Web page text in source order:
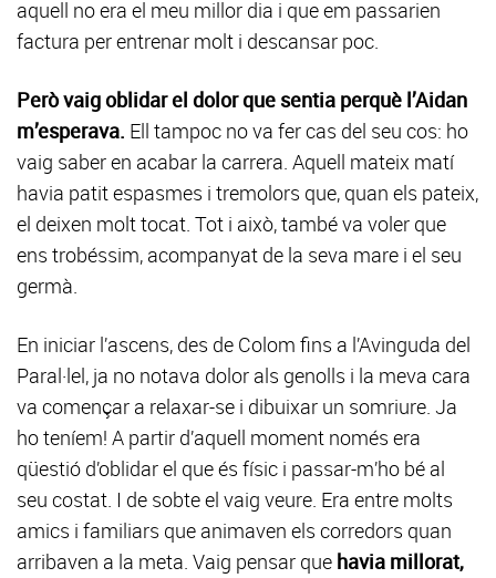
aquell no era el meu millor dia i que em passarien
factura per entrenar molt i descansar poc.
Però vaig oblidar el dolor que sentia perquè l’Aidan
m’esperava. Ell tampoc no va fer cas del seu cos: ho
vaig saber en acabar la carrera. Aquell mateix matí
havia patit espasmes i tremolors que, quan els pateix,
el deixen molt tocat. Tot i això, també va voler que
ens trobéssim, acompanyat de la seva mare i el seu
germà.
En iniciar l’ascens, des de Colom fins a l’Avinguda del
Paral·lel, ja no notava dolor als genolls i la meva cara
va començar a relaxar-se i dibuixar un somriure. Ja
ho teníem! A partir d’aquell moment només era
qüestió d’oblidar el que és físic i passar-m’ho bé al
seu costat. I de sobte el vaig veure. Era entre molts
amics i familiars que animaven els corredors quan
arribaven a la meta. Vaig pensar que havia millorat,